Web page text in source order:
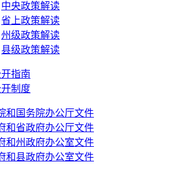
中央政策解读
省上政策解读
州级政策解读
县级政策解读
指南
制度
和国务院办公厅文件
和省政府办公厅文件
和州政府办公室文件
和县政府办公室文件